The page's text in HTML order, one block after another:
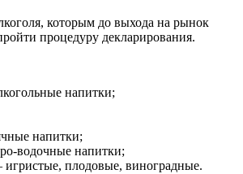
которым до выхода на рынок
процедуру декларирования.
напитки;
напитки;
водочные напитки;
плодовые, виноградные.